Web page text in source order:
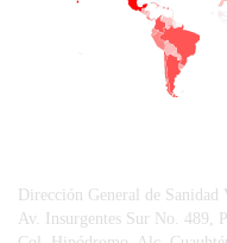
Dirección General de Sanidad
Av. Insurgentes Sur No. 489,